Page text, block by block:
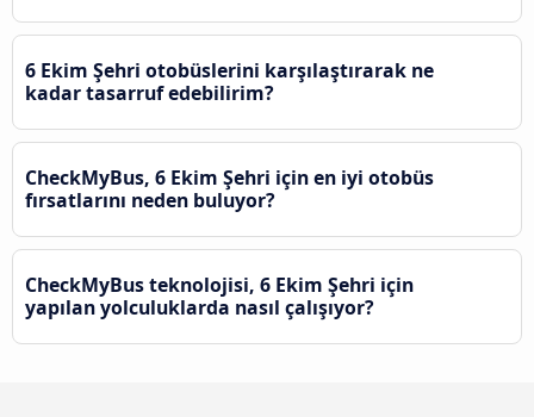
6 Ekim Şehri otobüslerini karşılaştırarak ne
kadar tasarruf edebilirim?
CheckMyBus, 6 Ekim Şehri için en iyi otobüs
fırsatlarını neden buluyor?
CheckMyBus teknolojisi, 6 Ekim Şehri için
yapılan yolculuklarda nasıl çalışıyor?